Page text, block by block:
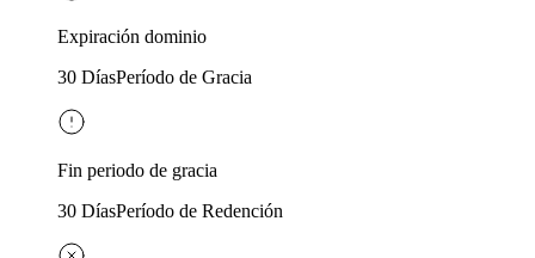
Expiración dominio
30 DíasPeríodo de Gracia
Fin periodo de gracia
30 DíasPeríodo de Redención